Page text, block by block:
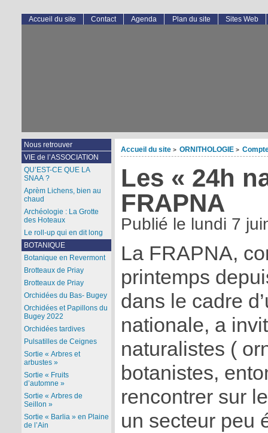
Accueil du site > ORNITHOLOGIE >
Les « 24h
FRAPNA
Publié le lundi 7
La FRAPNA,
printemps
dans le cadre
nationale, a
naturalistes (
botanistes,
rencontrer sur
un secteur peu
Accueil du site Contact Agenda Plan du site Sites Web
Nous retrouver
VIE de l’ASSOCIATION
QU’EST-CE QUE LA
SNAA ?
Aprèm Lichens, bien au
chaud
Archéologie : La Grotte
des Hoteaux
Le roll-up qui en dit long
BOTANIQUE
Botanique en Revermont
Brotteaux de Priay
Brotteaux de Priay
Orchidées du Bas- Bugey
Orchidées et Papillons du
Bugey 2022
Orchidées tardives
Pulsatilles de Ceignes
Sortie « Arbres et
arbustes »
Sortie « Fruits
d’automne »
Sortie « Arbres de
Seillon »
Sortie « Barlia » en Plaine
de l’Ain